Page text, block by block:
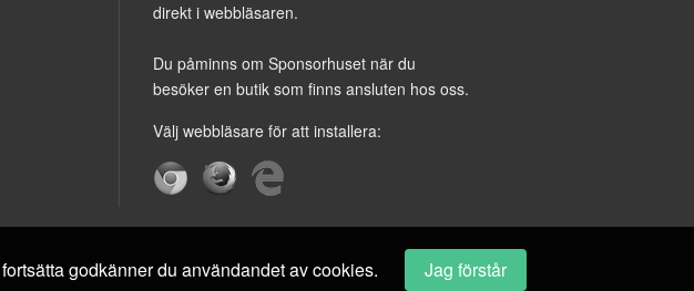
direkt i webbläsaren.
Du påminns om Sponsorhuset när du
besöker en butik som finns ansluten hos oss.
Välj webbläsare för att installera:
godkänner du användandet av cookies. Jag förstår